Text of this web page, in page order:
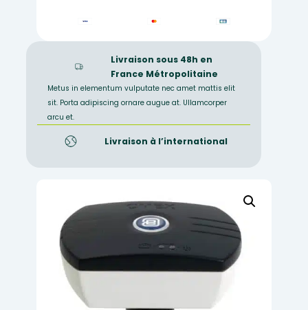
mégapixels
Livraison sous 48h en
France Métropolitaine
Metus in elementum vulputate nec amet mattis elit
sit. Porta adipiscing ornare augue at. Ullamcorper
arcu et.
Livraison à l’international